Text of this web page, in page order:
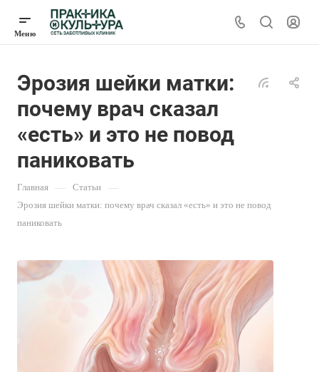
Эрозия шейки матки:
почему врач сказал
«есть» и это не повод
паниковать
Главная — Статьи —
Эрозия шейки матки: почему врач сказал «есть» и это не повод
паниковать